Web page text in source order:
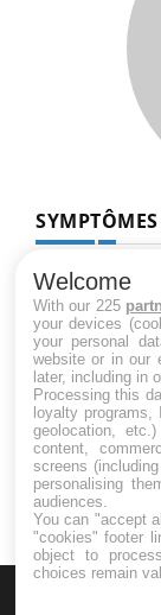
SYMPTÔMES
Welcome
With our 225
your devices
your personal
website or in our
later, including in
Processing this
loyalty programs,
geolocation,
content,
screens
personalising
audiences.
You can "accept
"cookies" footer
object to
choices remain